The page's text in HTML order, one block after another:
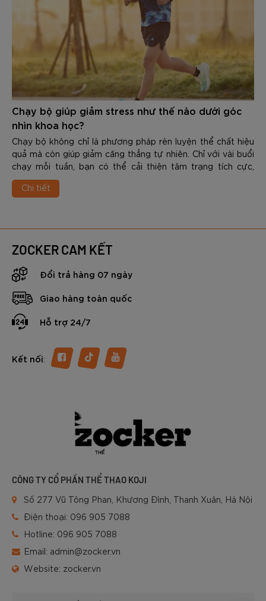
Chạy bộ giúp giảm stress như thế nào dưới góc
nhìn khoa học?
Chạy bộ không chỉ là phương pháp rèn luyện thể chất hiệu
quả mà còn giúp giảm căng thẳng tự nhiên. Chỉ với vài buổi
chạy mỗi tuần, bạn có thể cải thiện tâm trạng tích cực,
nâng cao chất lượng giấc ngủ và gia tăng khả năng chống
chịu áp lực trong cuộc sống. Vậy Chạy bộ giúp giảm stress
Chi tiết
ZOCKER CAM KẾT
Đổi trả hàng 07 ngày
Giao hàng toàn quốc
Hỗ trợ 24/7
Kết nối:
CÔNG TY CỔ PHẦN THỂ THAO KOJI
Số 277 Vũ Tông Phan, Khương Đình, Thanh Xuân, Hà Nội
Điện thoại: 096 905 7088
Hotline: 096 905 7088
Email: admin@zocker.vn
Website: zocker.vn